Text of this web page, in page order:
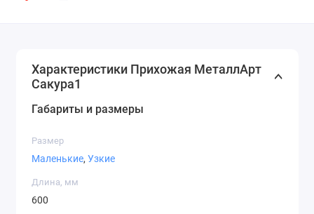
Характеристики Прихожая МеталлАрт
Сакура1
Габариты и размеры
Размер
Маленькие, Узкие
Длина, мм
600